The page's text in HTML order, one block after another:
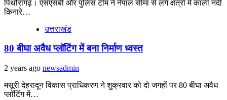
पिथौरागढ़। एसएसबी और पुलिस टीम ने नेपाल सीमा से लगे क्षेत्रों में काली नदी
किनारे…
उत्तराखंड
80 बीघा अवैध प्लॉटिंग में बना निर्माण ध्वस्त
2 years ago newsadmin
मसूरी देहरादून विकास प्राधिकरण ने शुक्रवार को दो जगहों पर 80 बीघा अवैध
प्लॉटिंग में…